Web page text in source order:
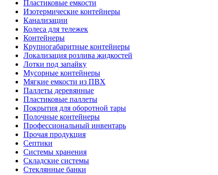
Пластиковые емкости
Изотермические контейнеры
Канализации
Колеса для тележек
Контейнеры
Крупногабаритные контейнеры
Локализация розлива жидкостей
Лотки под запайку
Мусорные контейнеры
Мягкие емкости из ПВХ
Паллеты деревянные
Пластиковые паллеты
Покрытия для оборотной тары
Полочные контейнеры
Профессиональный инвентарь
Прочая продукция
Септики
Системы хранения
Складские системы
Стеклянные банки